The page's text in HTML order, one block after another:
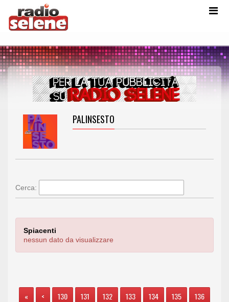
PALINSESTO
Cerca:
Spiacenti
nessun dato da visualizzare
« < 130 131 132 133 134 135
136